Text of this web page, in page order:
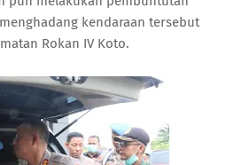
kendaraan tersebut
Rokan IV Koto.